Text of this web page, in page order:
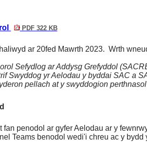
PDF 322 KB
ar 20fed Mawrth 2023. Wrth
Sefydlog ar Addysg Grefyddol
Swyddog yr Aelodau y byddai SAC a
pellach at y swyddogion perthnasol
penodol ar gyfer Aelodau ar y
Teams benodol wedi'i chreu ac y